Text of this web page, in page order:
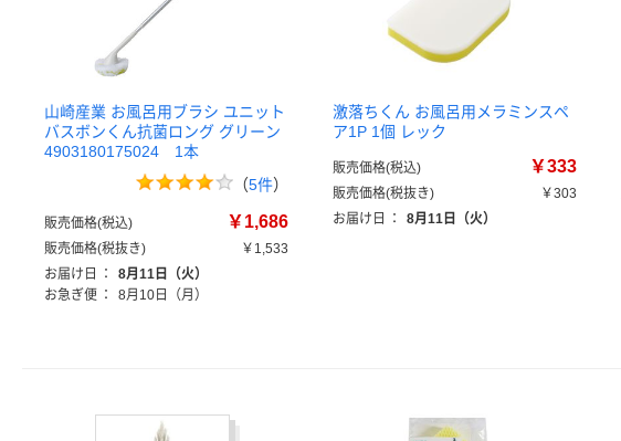
山崎産業 お風呂用ブラシ ユニット
バスボンくん抗菌ロング グリーン
4903180175024 1本
（5件）
販売価格(税込) ￥1,686
販売価格(税抜き)
￥1,533
お届け日
：
8月11日（火）
お急ぎ便 ： 8月10日（月）
激落ちくん お風呂用メラミンスペ
ア1P 1個 レック
販売価格(税込) ￥333
販売価格(税抜き)
￥303
お届け日
： 8月11日（火）